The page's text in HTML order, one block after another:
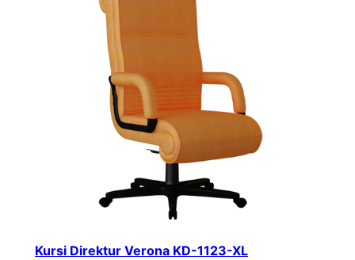
Kursi Direktur Verona KD-1123-XL